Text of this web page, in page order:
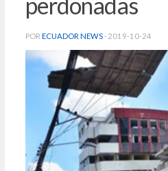
POR ECUADOR NEWS · 2019-10-24